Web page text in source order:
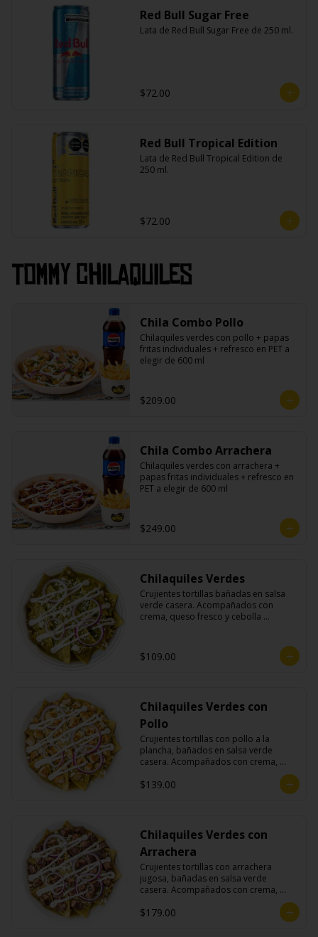
Red Bull Sugar Free
Lata de Red Bull Sugar Free de 250 ml.
$72.00
Red Bull Tropical Edition
Lata de Red Bull Tropical Edition de
250 ml.
$72.00
Tommy Chilaquiles
Chila Combo Pollo
Chilaquiles verdes con pollo + papas
fritas individuales + refresco en PET a
elegir de 600 ml
$209.00
Chila Combo Arrachera
Chilaquiles verdes con arrachera +
papas fritas individuales + refresco en
PET a elegir de 600 ml
$249.00
Chilaquiles Verdes
Crujientes tortillas bañadas en salsa
verde casera. Acompañados con
crema, queso fresco y cebolla
$109.00
Chilaquiles Verdes con
Pollo
Crujientes tortillas con pollo a la
plancha, bañados en salsa verde
casera. Acompañados con crema,
$139.00
Chilaquiles Verdes con
Arrachera
Crujientes tortillas con arrachera
jugosa, bañadas en salsa verde
casera. Acompañados con crema,
$179.00